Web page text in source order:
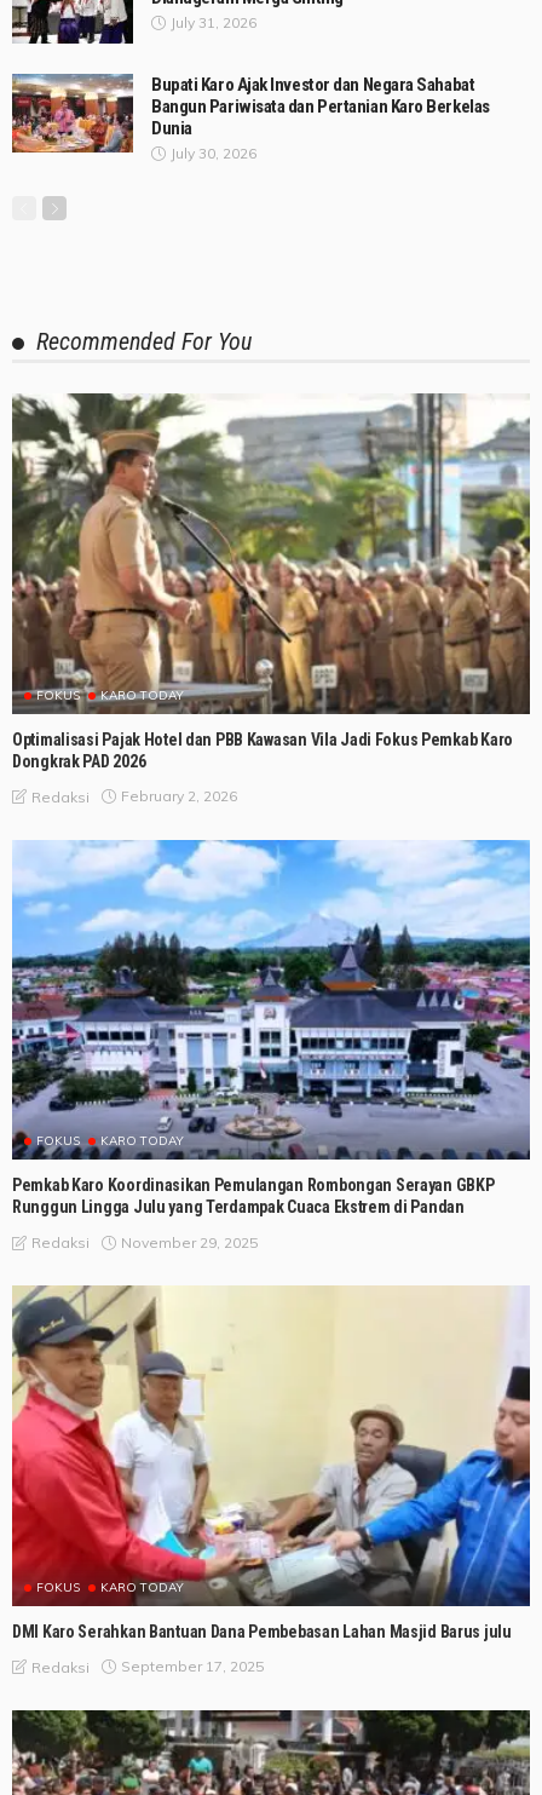
July 31, 2026
Bupati Karo Ajak Investor dan Negara Sahabat
Bangun Pariwisata dan Pertanian Karo Berkelas
Dunia
July 30, 2026
Recommended For You
FOKUS KARO TODAY
Optimalisasi Pajak Hotel dan PBB Kawasan Vila Jadi Fokus Pemkab Karo
Dongkrak PAD 2026
Redaksi February 2, 2026
FOKUS KARO TODAY
Pemkab Karo Koordinasikan Pemulangan Rombongan Serayan GBKP
Runggun Lingga Julu yang Terdampak Cuaca Ekstrem di Pandan
Redaksi November 29, 2025
FOKUS KARO TODAY
DMI Karo Serahkan Bantuan Dana Pembebasan Lahan Masjid Barus julu
Redaksi September 17, 2025